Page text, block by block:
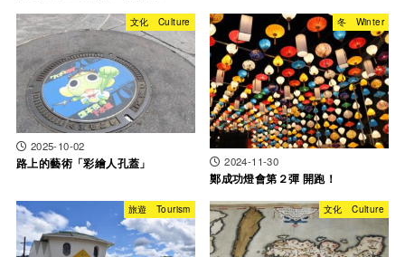
文化 Culture
2025-10-02
路上的藝術「彩繪人孔蓋」
冬 Winter
2024-11-30
鄭成功燈會第２彈 開跑！
旅遊 Tourism 文化 Culture